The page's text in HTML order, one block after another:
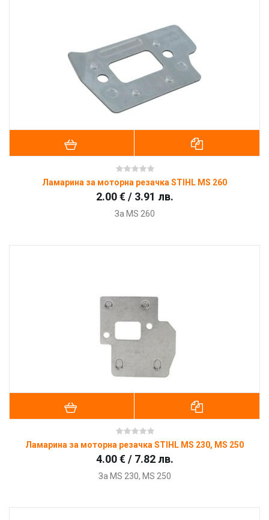
Ламарина за моторна резачка STIHL MS 260
2.00 € / 3.91 лв.
За MS 260
Ламарина за моторна резачка STIHL MS 230, MS 250
4.00 € / 7.82 лв.
За MS 230, MS 250